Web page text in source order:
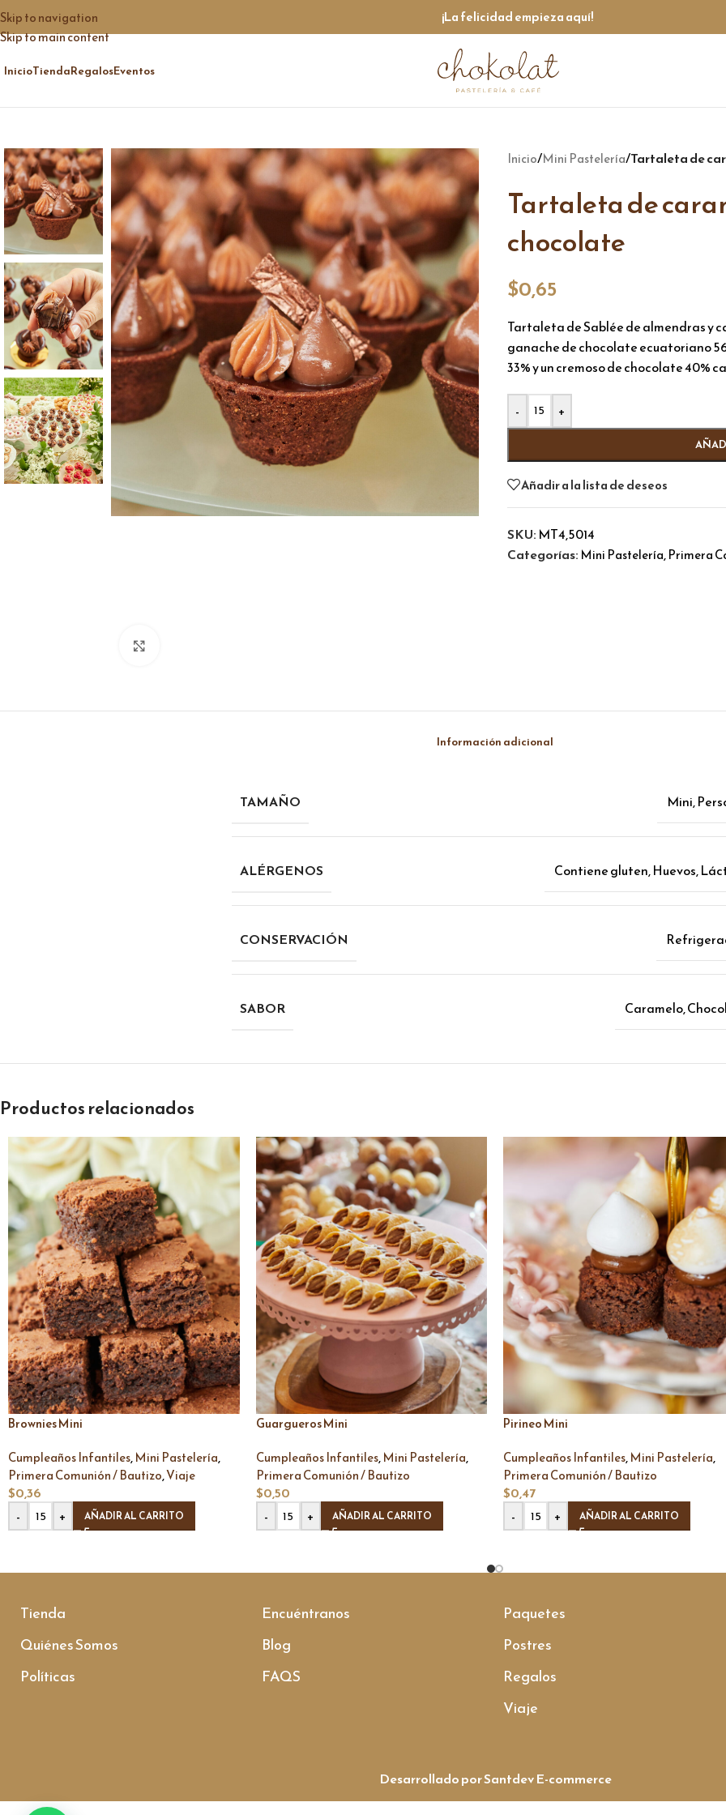
Skip to navigation
Skip to main content
¡La felicidad empieza aquí!
InicioTiendaRegalosEventos
Inicio/Mini Pastelería/Tartaleta de
Tartaleta de
chocolate
$0,65
Tartaleta de Sablée de almendras y
ganache de chocolate ecuatoriano
33% y un cremoso de chocolate 40%
- +
Alternative:
Añadir a la lista de deseos
SKU: MT4,5014
Categorías: Mini Pastelería,Primera
Información adicional
TAMAÑO Mini,
ALÉRGENOS Contiene gluten,Huevos,
CONSERVACIÓN
SABOR Caramelo,
Productos relacionados
Brownies Mini
Cumpleaños Infantiles,Mini Pastelería,
Primera Comunión / Bautizo,Viaje
$0,36
-
+ AÑADIR AL CARRITO
Guargueros Mini
Cumpleaños Infantiles,Mini Pastelería,
Primera Comunión / Bautizo
$0,50
-
+ AÑADIR AL CARRITO
Pirineo Mini
Cumpleaños Infantiles,Mini Pastelería,
Primera Comunión / Bautizo
$0,47
-
+ AÑADIR AL CARRITO
Tienda
Quiénes Somos
Políticas
Encuéntranos
Blog
FAQS
Paquetes
Postres
Regalos
Viaje
Desarrollado por Santdev E-commerce